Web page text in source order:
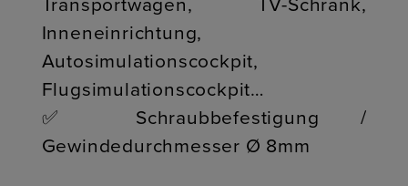
Inneneinrichtung,
Autosimulationscockpit,
Flugsimulationscockpit…
✅ Schraubbefestigung /
Gewindedurchmesser Ø 8mm